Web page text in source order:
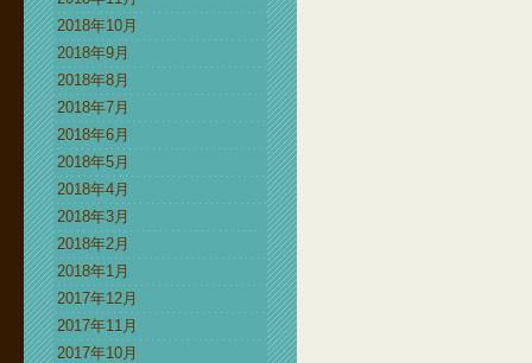
2018年10月
2018年9月
2018年8月
2018年7月
2018年6月
2018年5月
2018年4月
2018年3月
2018年2月
2018年1月
2017年12月
2017年11月
2017年10月